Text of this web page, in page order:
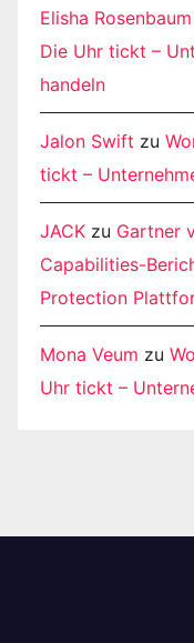
Elisha Rosenbaum
Die Uhr tickt –
handeln
Jalon Swift zu
tickt –
JACK zu Gartner
Capabilities-
Protection
Mona Veum zu
Uhr tickt –